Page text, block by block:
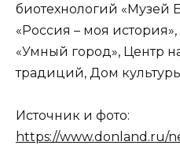
биотехнологий «Музей
«Россия – моя
«Умный город», Центр
традиций, Дом
Источник и фото:
https://www.donland.ru/